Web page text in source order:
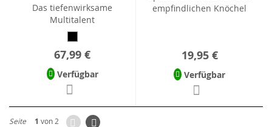
Das tiefenwirksame
Multitalent
67,99 €
Verfügbar
empfindlichen Knöchel
19,95 €
Verfügbar
Seite 1 von 2 ZurückSeite
Weiter